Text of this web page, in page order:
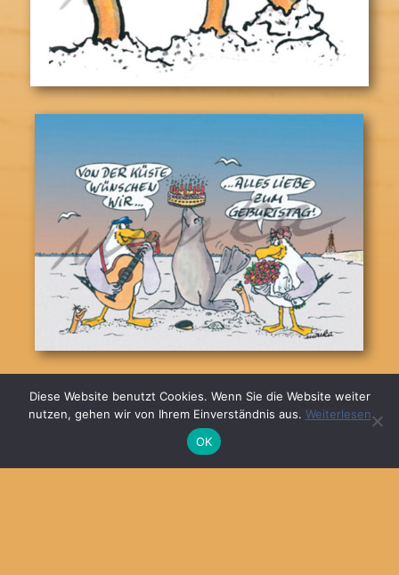
© 2026MARKA DESIGN
Diese Website benutzt Cookies. Wenn Sie die Website weiter
nutzen, gehen wir von Ihrem Einverständnis aus. Weiterlesen
OK